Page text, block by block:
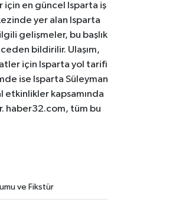
için en güncel Isparta iş
yer alan Isparta
gelişmeler, bu başlık
bildirilir. Ulaşım,
için Isparta yol tarifi
ise Isparta Süleyman
etkinlikler kapsamında
haber32.com, tüm bu
ve Fikstür